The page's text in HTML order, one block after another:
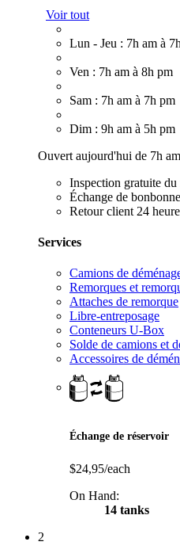
Voir tout
Lun - Jeu : 7h am à
Ven : 7h am à 8h pm
Sam : 7h am à 7h pm
Dim : 9h am à 5h pm
Ouvert aujourd'hui de 7h
Inspection gratuite du
Échange de
Retour client 24
Services
Camions de
Remorques et
Attaches de remorque
Libre-entreposage
Conteneurs U-Box
Solde de camions et
Accessoires de
Échange de réservoir
$24,95/each
On Hand:
14 tanks
2